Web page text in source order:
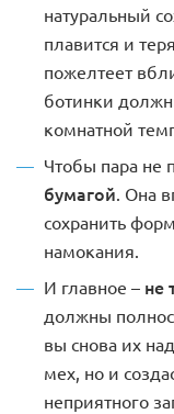
натуральный
плавится и
пожелтеет
ботинки
комнатной
Чтобы пара не
бумагой. Она
сохранить
намокания.
И главное – не
должны
вы снова их
мех, но и
неприятного